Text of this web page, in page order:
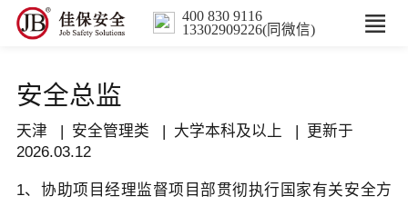
400 830 9116
13302909226(同微信)
核心业务
安全总监
天津 | 安全管理类 | 大学本科及以上 | 更新于
2026.03.12
1、协助项目经理监督项目部贯彻执行国家有关安全方